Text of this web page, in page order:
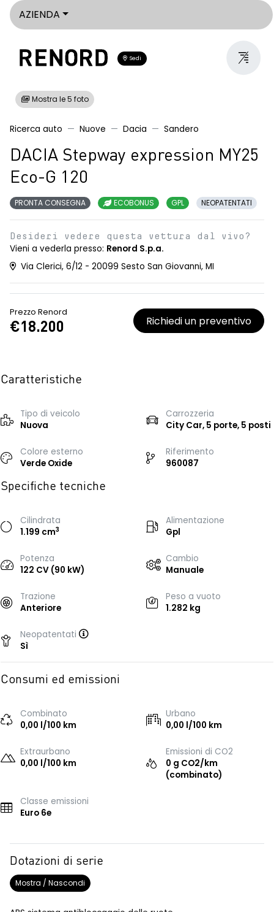
AZIENDA
Sedi
Mostra le 5 foto
Ricerca auto Nuove Dacia Sandero
DACIA Stepway expression MY25
Eco-G 120
PRONTA CONSEGNA ECOBONUS GPL NEOPATENTATI
Desideri vedere questa vettura dal vivo?
Vieni a vederla presso: Renord S.p.a.
Via Clerici, 6/12 - 20099 Sesto San Giovanni, MI
Prezzo Renord
€18.200 Richiedi un preventivo
Caratteristiche
Tipo di veicolo
Nuova
Carrozzeria
City Car, 5 porte, 5 posti
Colore esterno
Verde Oxide
Riferimento
960087
Specifiche tecniche
Cilindrata
1.199 cm3
Alimentazione
Gpl
Potenza
122 CV (90 kW)
Cambio
Manuale
Trazione
Anteriore
Peso a vuoto
1.282 kg
Neopatentati
Sì
Consumi ed emissioni
Combinato
0,00 l/100 km
Urbano
0,00 l/100 km
Extraurbano
0,00 l/100 km
Emissioni di CO2
0 g CO2/km
(combinato)
Classe emissioni
Euro 6e
Dotazioni di serie
Mostra / Nascondi